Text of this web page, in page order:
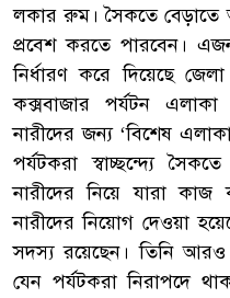
লকার রুম। সৈকতে বেড়াতে
প্রবেশ করতে পারবেন।
নির্ধারণ করে দিয়েছে
কক্সবাজার পর্যটন
নারীদের জন্য ‘বিশেষ
পর্যটকরা স্বাচ্ছন্দ্যে
নারীদের নিয়ে যারা
নারীদের নিয়োগ দেওয়া
সদস্য রয়েছেন। তিনি
যেন পর্যটকরা নিরাপদে